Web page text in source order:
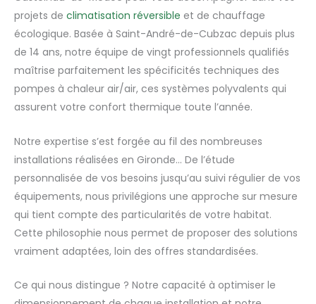
projets de climatisation réversible et de chauffage
écologique. Basée à Saint-André-de-Cubzac depuis plus
de 14 ans, notre équipe de vingt professionnels qualifiés
maîtrise parfaitement les spécificités techniques des
pompes à chaleur air/air, ces systèmes polyvalents qui
assurent votre confort thermique toute l’année.
Notre expertise s’est forgée au fil des nombreuses
installations réalisées en Gironde… De l’étude
personnalisée de vos besoins jusqu’au suivi régulier de vos
équipements, nous privilégions une approche sur mesure
qui tient compte des particularités de votre habitat.
Cette philosophie nous permet de proposer des solutions
vraiment adaptées, loin des offres standardisées.
Ce qui nous distingue ? Notre capacité à optimiser le